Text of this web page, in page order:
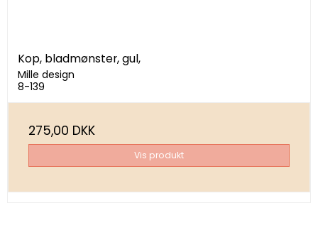
Kop, bladmønster, gul,
Mille design
8-139
275,00 DKK
Vis produkt